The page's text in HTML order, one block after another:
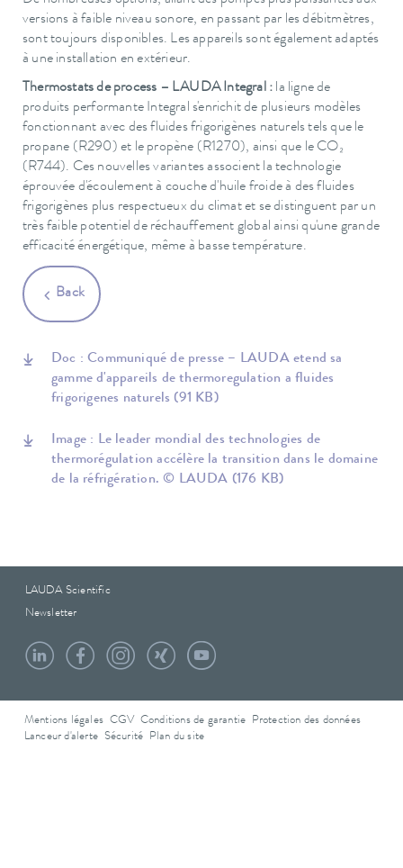
versions à faible niveau sonore, en passant par les débitmètres,
sont toujours disponibles. Les appareils sont également adaptés
à une installation en extérieur.
Thermostats de process – LAUDA Integral : la ligne de
produits performante Integral s'enrichit de plusieurs modèles
fonctionnant avec des fluides frigorigènes naturels tels que le
propane (R290) et le propène (R1270), ainsi que le CO₂
(R744). Ces nouvelles variantes associent la technologie
éprouvée d'écoulement à couche d'huile froide à des fluides
frigorigènes plus respectueux du climat et se distinguent par un
très faible potentiel de réchauffement global ainsi qu'une grande
efficacité énergétique, même à basse température.
Back
Doc : Communiqué de presse – LAUDA etend sa
gamme d'appareils de thermoregulation a fluides
frigorigenes naturels (91 KB)
Image : Le leader mondial des technologies de
thermorégulation accélère la transition dans le domaine
de la réfrigération. © LAUDA (176 KB)
LAUDA Scientific
Newsletter
Mentions légales CGV Conditions de garantie
Protection des données
Lanceur d'alerte Sécurité Plan du site